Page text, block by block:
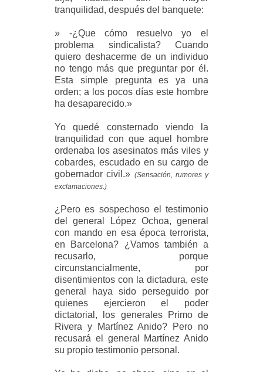
tranquilidad, después del banquete:
» -¿Que cómo resuelvo yo el
problema sindicalista? Cuando
quiero deshacerme de un individuo
no tengo más que preguntar por él.
Esta simple pregunta es ya una
orden; a los pocos días este hombre
ha desaparecido.»
Yo quedé consternado viendo la
tranquilidad con que aquel hombre
ordenaba los asesinatos más viles y
cobardes, escudado en su cargo de
gobernador civil.» (Sensación, rumores y
exclamaciones.)
¿Pero es sospechoso el testimonio
del general López Ochoa, general
con mando en esa época terrorista,
en Barcelona? ¿Vamos también a
recusarlo, porque
circunstancialmente, por
disentimientos con la dictadura, este
general haya sido perseguido por
quienes ejercieron el poder
dictatorial, los generales Primo de
Rivera y Martínez Anido? Pero no
recusará el general Martínez Anido
su propio testimonio personal.